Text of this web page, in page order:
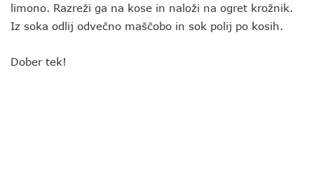
limono. Razreži ga na kose in naloži na ogret krožnik.
Iz soka odlij odvečno maščobo in sok polij po kosih.
Dober tek!